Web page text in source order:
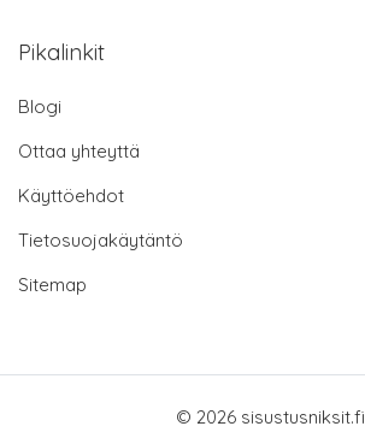
Pikalinkit
Blogi
Ottaa yhteyttä
Käyttöehdot
Tietosuojakäytäntö
Sitemap
© 2026 sisustusniksit.fi